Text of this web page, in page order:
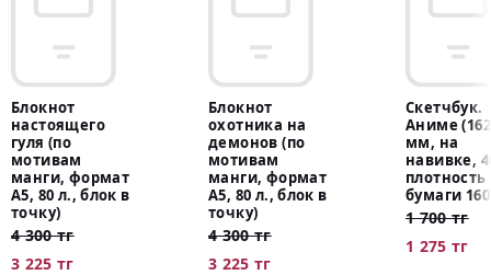
Блокнот
настоящего
гуля (по
мотивам
манги, формат
А5, 80 л., блок в
точку)
4 300 тг
3 225 тг
Блокнот
охотника на
демонов (по
мотивам
манги, формат
А5, 80 л., блок в
точку)
4 300 тг
3 225 тг
Скетчбук.
Аниме
мм, на
навивке,
плотность
бумаги
1 700 тг
1 275 тг